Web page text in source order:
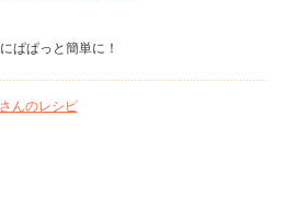
ぱぱっと簡単に！
んのレシピ